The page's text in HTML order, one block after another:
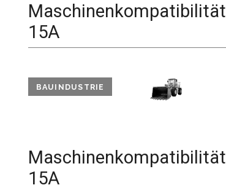
Maschinenkompatibilität
15A
BAUINDUSTRIE
Maschinenkompatibilität
15A